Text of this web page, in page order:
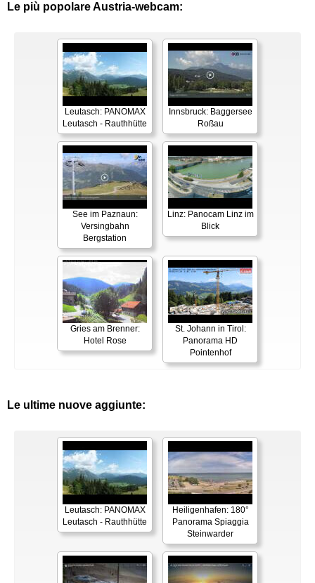
Le più popolare Austria-webcam:
Leutasch: PANOMAX
Leutasch - Rauthhütte
Innsbruck: Baggersee
Roßau
See im Paznaun:
Versingbahn
Bergstation
Linz: Panocam Linz im
Blick
Gries am Brenner:
Hotel Rose
St. Johann in Tirol:
Panorama HD
Pointenhof
Le ultime nuove aggiunte:
Leutasch: PANOMAX
Leutasch - Rauthhütte
Heiligenhafen: 180°
Panorama Spiaggia
Steinwarder